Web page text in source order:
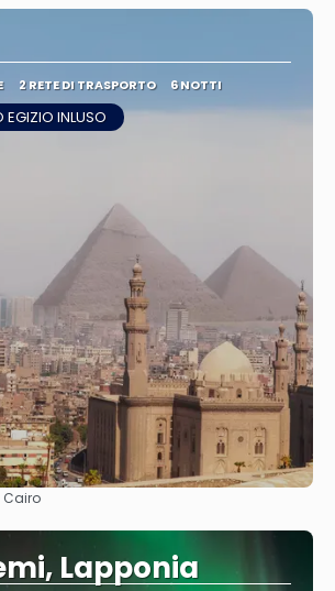
2 RETE DI TRASPORTO 6 NOTTI
EGIZIO INLUSO
Cairo
Lapponia